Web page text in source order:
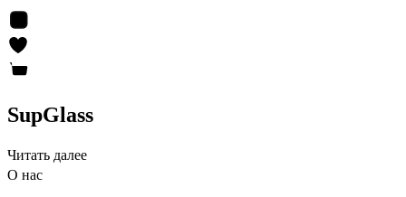
SupGlass
Читать далее
О нас